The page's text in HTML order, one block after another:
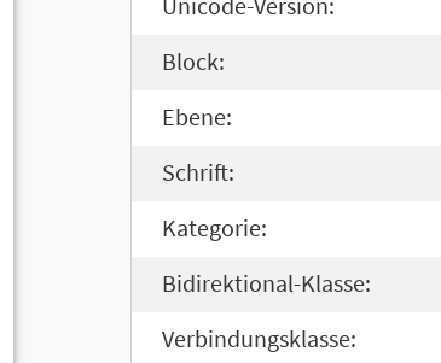
Block:
Ebene:
Schrift:
Kategorie:
Bidirektional-Klasse:
Verbindungsklasse: